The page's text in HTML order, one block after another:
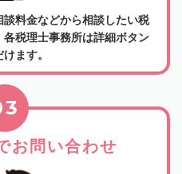
料金などから相談したい税
税理士事務所は詳細ボタン
ます。
お問い合わせ